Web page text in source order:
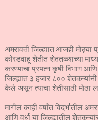
अमरावती जिल्ह्यात आजही
कोरडवाहू शेतीत शेततळ्याच्या
करण्याचा प्रयत्न कृषी विभाग
जिल्ह्यात ३ हजार ८००
केले असून त्याचा शेतीसाठी मोठा
मागील काही वर्षांत विदर्भातील